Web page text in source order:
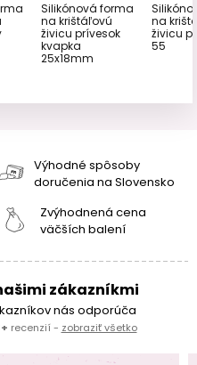
Silikónová forma
na krištáľovú
živicu prívesok
kvapka
25x18mm
na
živicu
55
Výhodné spôsoby
doručenia na Slovensko
Zvýhodnená cena
väčších balení
zákazníkmi
nás odporúča
recenzií - zobraziť všetko